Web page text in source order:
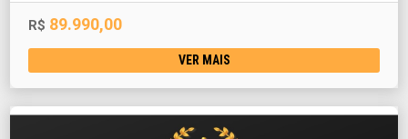
R$ 89.990,00
VER MAIS